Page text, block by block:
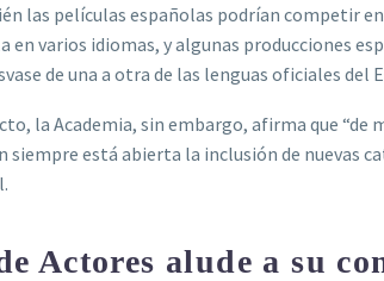
las películas españolas podrían competir
en varios idiomas, y algunas producciones
de una a otra de las lenguas oficiales del
la Academia, sin embargo, afirma que “de
siempre está abierta la inclusión de nuevas
Actores alude a su